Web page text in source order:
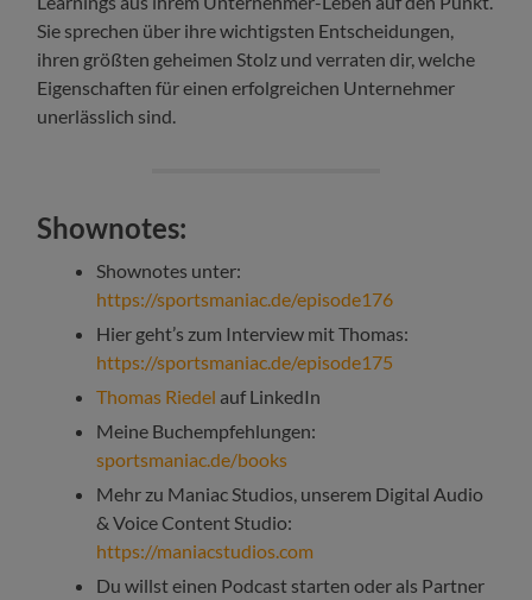
Sie sprechen über ihre wichtigsten Entscheidungen,
ihren größten geheimen Stolz und verraten dir, welche
Eigenschaften für einen erfolgreichen Unternehmer
unerlässlich sind.
Shownotes:
Shownotes unter:
https://sportsmaniac.de/episode176
Hier geht’s zum Interview mit Thomas:
https://sportsmaniac.de/episode175
Thomas Riedel auf LinkedIn
Meine Buchempfehlungen:
sportsmaniac.de/books
Mehr zu Maniac Studios, unserem Digital Audio
& Voice Content Studio:
https://maniacstudios.com
Du willst einen Podcast starten oder als Partner